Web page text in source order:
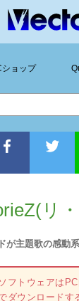
ショップ
リ
が主題歌の感動
フトウェアは
ダウンロードす